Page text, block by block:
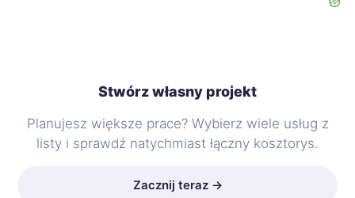
Stwórz własny projekt
Planujesz większe prace? Wybierz wiele usług z
listy i sprawdź natychmiast łączny kosztorys.
Zacznij teraz →